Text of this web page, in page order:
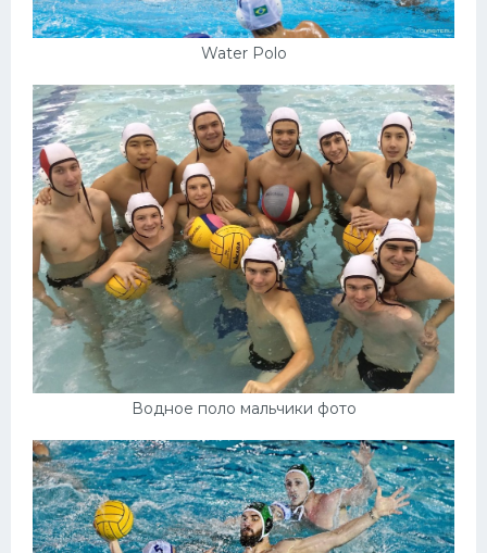
Water Polo
Водное поло мальчики фото